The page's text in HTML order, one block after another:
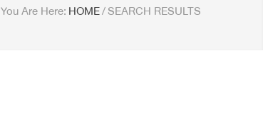
You Are Here: HOME/SEARCH RESULTS